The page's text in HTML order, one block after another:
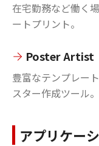
在宅勤務など働く
ートプリント。
Poster Artist
豊富なテンプレー
スター作成ツール。
アプリケー